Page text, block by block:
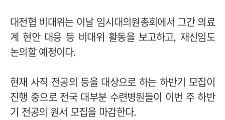
대전협 비대위는 이날 임시대의원총회에서 그간 의료
계 현안 대응 등 비대위 활동을 보고하고, 재신임도
논의할 예정이다.
현재 사직 전공의 등을 대상으로 하는 하반기 모집이
진행 중으로 전국 대부분 수련병원들이 이번 주 하반
기 전공의 원서 모집을 마감한다.